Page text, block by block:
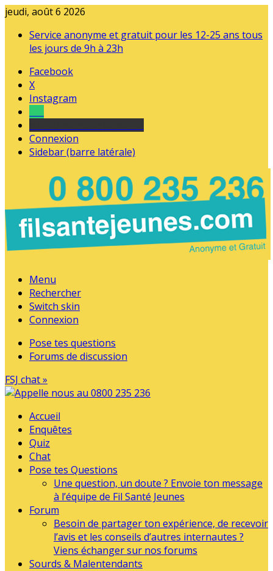
jeudi, août 6 2026
Service anonyme et gratuit pour les 12-25 ans tous
les jours de 9h à 23h
Facebook
X
Instagram
Connexion
Sidebar (barre latérale)
Menu
Rechercher
Switch skin
Connexion
Pose tes questions
Forums de discussion
FSJ chat »
Accueil
Enquêtes
Quiz
Chat
Pose tes Questions
Une question, un doute ? Envoie ton message
à l’équipe de Fil Santé Jeunes
Forum
Besoin de partager ton expérience, de recevoir
l’avis et les conseils d’autres internautes ?
Viens échanger sur nos forums
Sourds & Malentendants